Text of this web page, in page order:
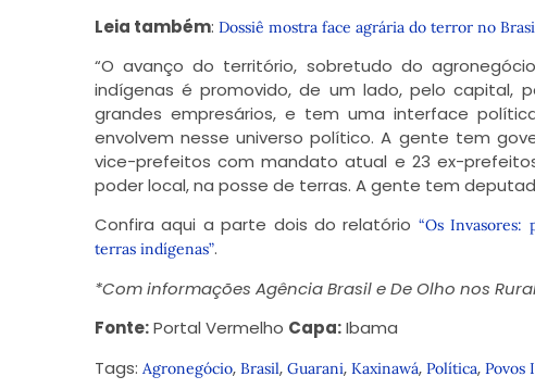
Leia também: Dossiê mostra face agrária do terror no
“O avanço do território, sobretudo do
indígenas é promovido, de um lado, pelo capital,
grandes empresários, e tem uma interface
envolvem nesse universo político. A gente tem
vice-prefeitos com mandato atual e 23 ex-
poder local, na posse de terras. A gente tem
Confira aqui a parte dois do relatório “Os Invasores:
terras indígenas”.
*Com informações Agência Brasil e De Olho nos
Fonte:Portal Vermelho Capa:Ibama
Tags: Agronegócio, Brasil, Guarani, Kaxinawá, Política, Povos